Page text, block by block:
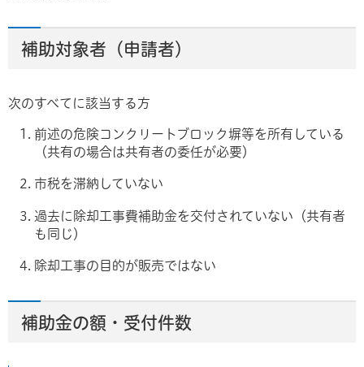
補助対象者（申請者）
次のすべてに該当する方
前述の危険コンクリートブロック塀等を所有している
（共有の場合は共有者の委任が必要）
市税を滞納していない
過去に除却工事費補助金を交付されていない（共有者
も同じ）
除却工事の目的が販売ではない
補助金の額・受付件数